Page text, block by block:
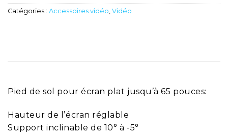
Catégories : Accessoires vidéo, Vidéo
Pied de sol pour écran plat jusqu’à 65 pouces:
Hauteur de l’écran réglable
Support inclinable de 10° à -5°